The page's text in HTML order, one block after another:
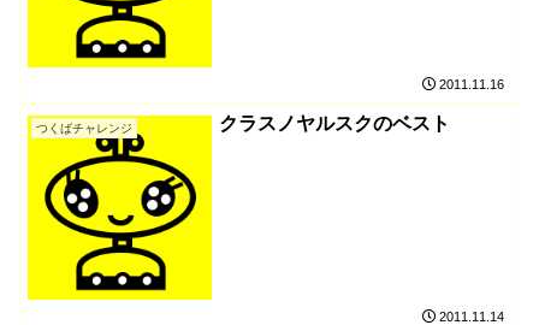
2011.11.16
つくばチャレンジ クラスノヤルスクのベスト
2011.11.14